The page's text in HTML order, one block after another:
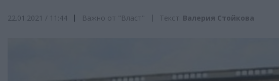
22.01.2021 / 11:44 Важно от "Власт" Текст: Валерия Стойкова